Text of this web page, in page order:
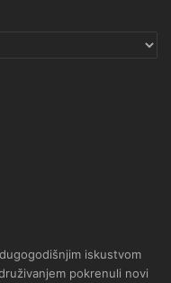
iskustvom
pokrenuli novi